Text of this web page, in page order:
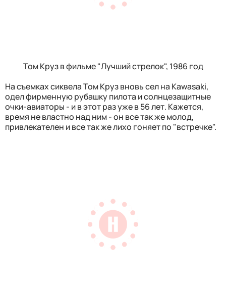
Том Круз в фильме "Лучший стрелок", 1986 год
На съемках сиквела Том Круз вновь сел на Kawasaki,
одел фирменную рубашку пилота и солнцезащитные
очки-авиаторы - и в этот раз уже в 56 лет. Кажется,
время не властно над ним - он все так же молод,
привлекателен и все так же лихо гоняет по "встречке".